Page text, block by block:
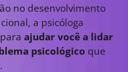
no desenvolvimento
a psicóloga
ajudar você a lidar
psicológico que